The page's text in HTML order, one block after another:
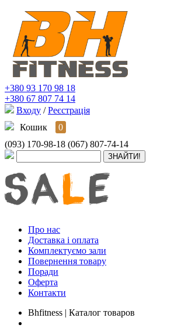
+380 93 170 98 18
+380 67 807 74 14
Входу / Реєстрація
Кошик
0
(093) 170-98-18 (067) 807-74-14
Про нас
Доставка і оплата
Комплектуємо зали
Повернення товару
Поради
Оферта
Контакти
Bhfitness | Каталог товаров